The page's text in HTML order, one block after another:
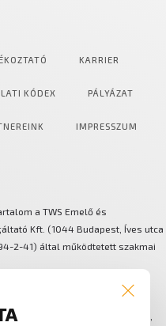
KARRIER
KÓDEX PÁLYÁZAT
IMPRESSZUM
a TWS Emelő és
Kft. (1044 Budapest, Íves utca
2-41) által működtetett szakmai
anyagmozgatási és
központi szervizhálózat,